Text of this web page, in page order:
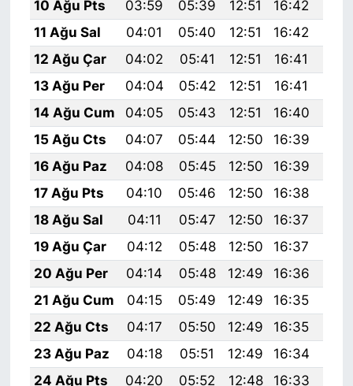
10 Ağu Pts
03:59 05:39 12:51 16:42
11 Ağu Sal
04:01 05:40 12:51 16:42
12 Ağu Çar
04:02 05:41 12:51 16:41
13 Ağu Per
04:04 05:42 12:51 16:41
14 Ağu Cum
04:05 05:43 12:51 16:40
15 Ağu Cts
04:07 05:44 12:50 16:39
16 Ağu Paz
04:08 05:45 12:50 16:39
17 Ağu Pts
04:10 05:46 12:50 16:38
18 Ağu Sal
04:11 05:47 12:50 16:37
19 Ağu Çar
04:12 05:48 12:50 16:37
20 Ağu Per
04:14 05:48 12:49 16:36
21 Ağu Cum
04:15 05:49 12:49 16:35
22 Ağu Cts
04:17 05:50 12:49 16:35
23 Ağu Paz
04:18 05:51 12:49 16:34
24 Ağu Pts
04:20 05:52 12:48 16:33